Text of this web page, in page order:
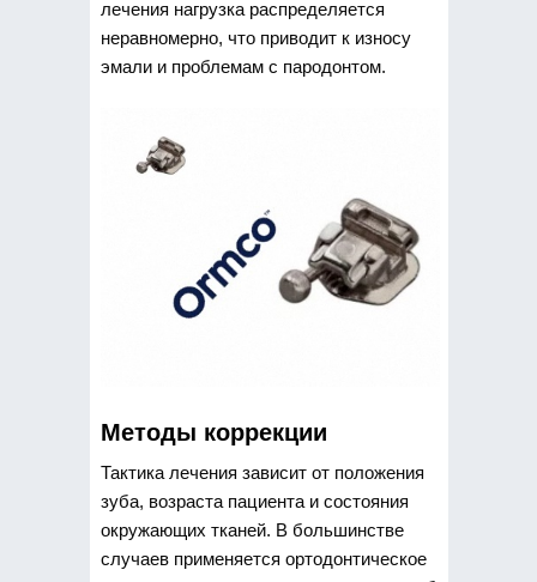
лечения нагрузка распределяется
неравномерно, что приводит к износу
эмали и проблемам с пародонтом.
Методы коррекции
Тактика лечения зависит от положения
зуба, возраста пациента и состояния
окружающих тканей. В большинстве
случаев применяется ортодонтическое